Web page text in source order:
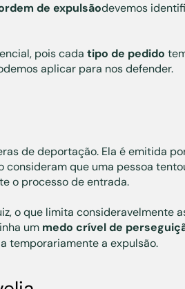
de expulsãodevemos
pois cada tipo de pedido
aplicar para nos defender.
de deportação. Ela é emitida
consideram que uma pessoa
o processo de entrada.
o que limita consideravelmente
um medo crível de
temporariamente a expulsão.